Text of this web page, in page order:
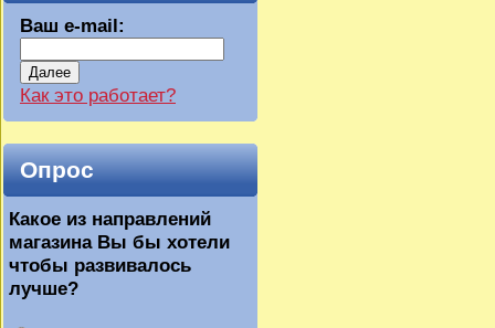
Ваш e-mail:
Далее
Как это работает?
Опрос
Какое из направлений
магазина Вы бы хотели
чтобы развивалось
лучше?